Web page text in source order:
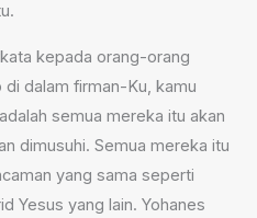
kepada orang-orang
di dalam firman-Ku, kamu
semua mereka itu akan
dimusuhi. Semua mereka itu
yang sama seperti
Yesus yang lain. Yohanes